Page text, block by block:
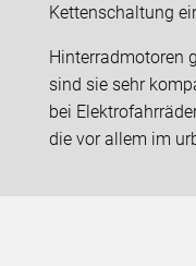
Kettenschaltung
Hinterradmotoren
sind sie sehr
bei
die vor allem im